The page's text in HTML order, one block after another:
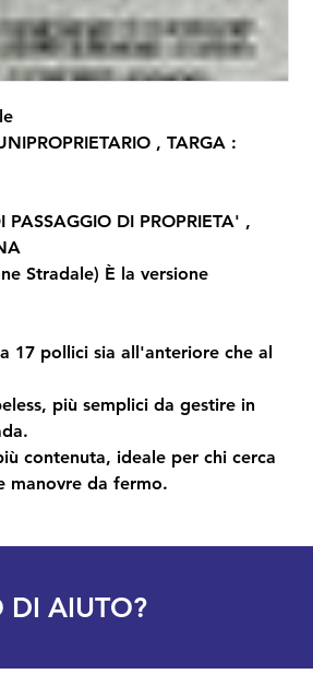
, TARGA :
PASSAGGIO DI PROPRIETA' ,
TAGLIANDO PRECONSEGNA
Stradale) È la versione
17 pollici sia all'anteriore che al
, più semplici da gestire in
contenuta, ideale per chi cerca
manovre da fermo.
DI AIUTO?